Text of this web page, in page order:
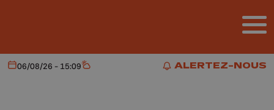
ALERTEZ-NOUS
ALERTEZ-NOUS
Aujourd'hui
06/08/26 - 15:09 Météo